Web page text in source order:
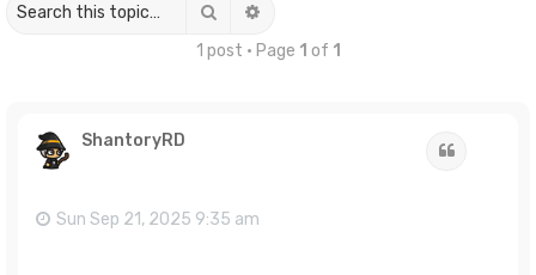
Search
1 post • Page 1 of 1
ShantoryRD
Sun Sep 21, 2025 9:35 am